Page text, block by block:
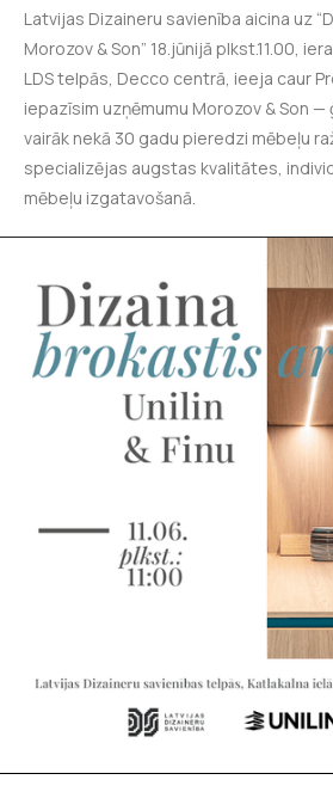
Latvijas Dizaineru savienība aicina uz
Morozov & Son” 18.jūnijā plkst.11.00,
LDS telpās, Decco centrā, ieeja caur
iepazīsim uzņēmumu Morozov & Son
vairāk nekā 30 gadu pieredzi mēbeļu
specializējas augstas kvalitātes,
mēbeļu izgatavošanā.